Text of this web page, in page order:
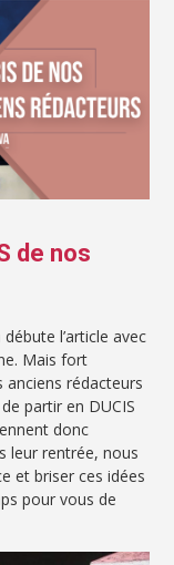
de nos
l’article avec
Mais fort
rédacteurs
partir en DUCIS
donc
leur rentrée, nous
et briser ces idées
pour vous de